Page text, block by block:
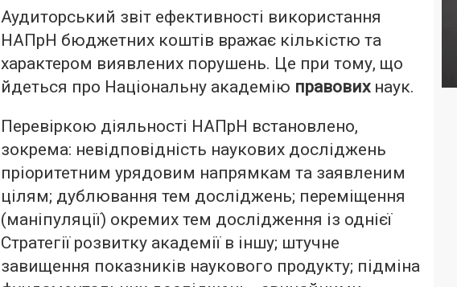
Аудиторський звіт ефективності використання
НАПрН бюджетних коштів вражає кількістю та
характером виявлених порушень. Це при тому, що
йдеться про Національну академію правовихнаук.
Перевіркою діяльності НАПрН встановлено,
зокрема: невідповідність наукових досліджень
пріоритетним урядовим напрямкам та заявленим
цілям; дублювання тем досліджень; переміщення
(маніпуляції) окремих тем дослідження із однієї
Стратегії розвитку академії в іншу; штучне
завищення показників наукового продукту; підміна